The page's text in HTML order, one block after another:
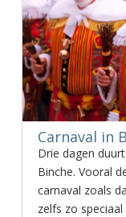
Carnaval in
Drie dagen
Binche. Vooral
carnaval zoals
zelfs zo